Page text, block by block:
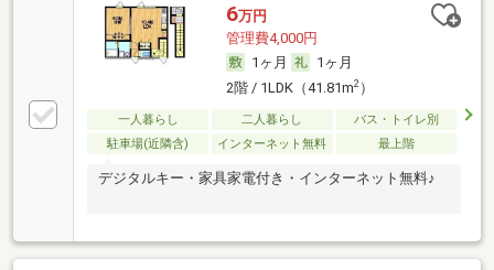
6万円
管理費4,000円
1ヶ月
1ヶ月
2階 / 1LDK（41.81m2）
一人暮らし 二人暮らし
バス・トイレ別
駐車場(近隣含)
インターネット無料 最上階
デジタルキー・家具家電付き・インターネット無料♪